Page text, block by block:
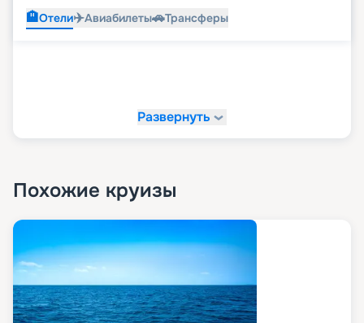
🏨Отели✈️Авиабилеты🚗Трансферы
Развернуть
Похожие круизы